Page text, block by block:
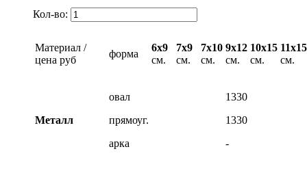
Кол-во:
Материал /
цена руб
форма
6х9
см.
7х9
см.
7х10
см.
9х12
см.
10х15
см.
11х15
см.
Металл
овал
прямоуг.
арка
1330
1330
-